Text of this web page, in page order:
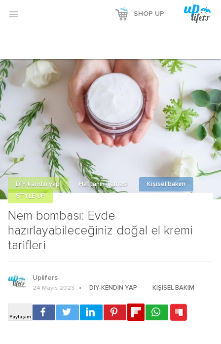
Reklamı Göster
Reklamı Gizle
 SHOP UP
Nem bombası: Evde
hazırlayabileceğiniz doğal el kremi
tarifleri
DIY-kendin yap Haftanın Teması
Kişisel bakım
STYLE UP
Uplifers
24 Mayıs 2023 DIY-KENDIN YAP KIŞISEL BAKIM